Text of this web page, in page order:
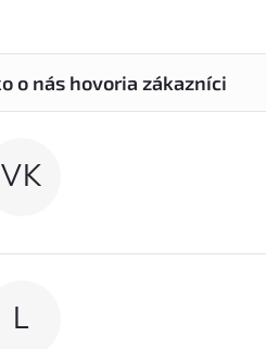
VK
L